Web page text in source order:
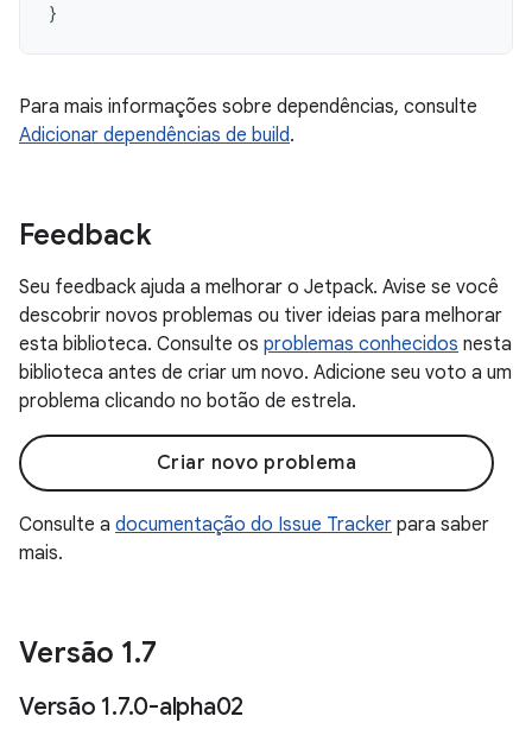
}
Para mais informações sobre dependências, consulte
Adicionar dependências de build.
Feedback
Seu feedback ajuda a melhorar o Jetpack. Avise se você
descobrir novos problemas ou tiver ideias para melhorar
esta biblioteca. Consulte os problemas conhecidos nesta
biblioteca antes de criar um novo. Adicione seu voto a um
problema clicando no botão de estrela.
Criar novo problema
Consulte a documentação do Issue Tracker para saber
mais.
Versão 1.7
Versão 1.7.0-alpha02